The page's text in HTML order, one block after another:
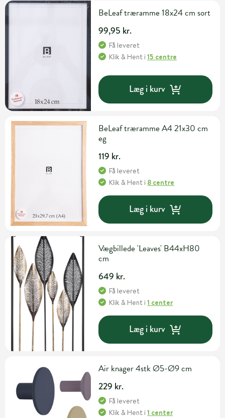
BeLeaf træramme 18x24 cm sort
99,95 kr.
Få leveret
Klik & Hent i15 centre
Læg i kurv
BeLeaf træramme A4 21x30 cm
eg
119 kr.
Få leveret
Klik & Hent i 8 centre
Læg i kurv
Vægbillede 'Leaves' B44xH80
cm
649 kr.
Få leveret
Klik & Hent i1 center
Læg i kurv
Air knager 4stk Ø5-Ø9 cm
229 kr.
Få leveret
Klik & Hent i1 center